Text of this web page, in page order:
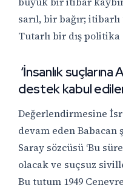
sarıl, bir bağır;
Tutarlı bir dış
‘İnsanlık suçlarına
destek kabul
Değerlendirmesine
devam eden Babacan
Saray sözcüsü ‘Bu
olacak ve suçsuz
Bu tutum 1949